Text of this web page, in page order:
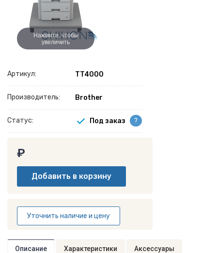
Нажмите, чтобы
увеличить
Артикул: TT4000
Производитель: Brother
Статус: Под заказ ?
₽
Уточнить наличие и цену
Описание Характеристики Аксессуары